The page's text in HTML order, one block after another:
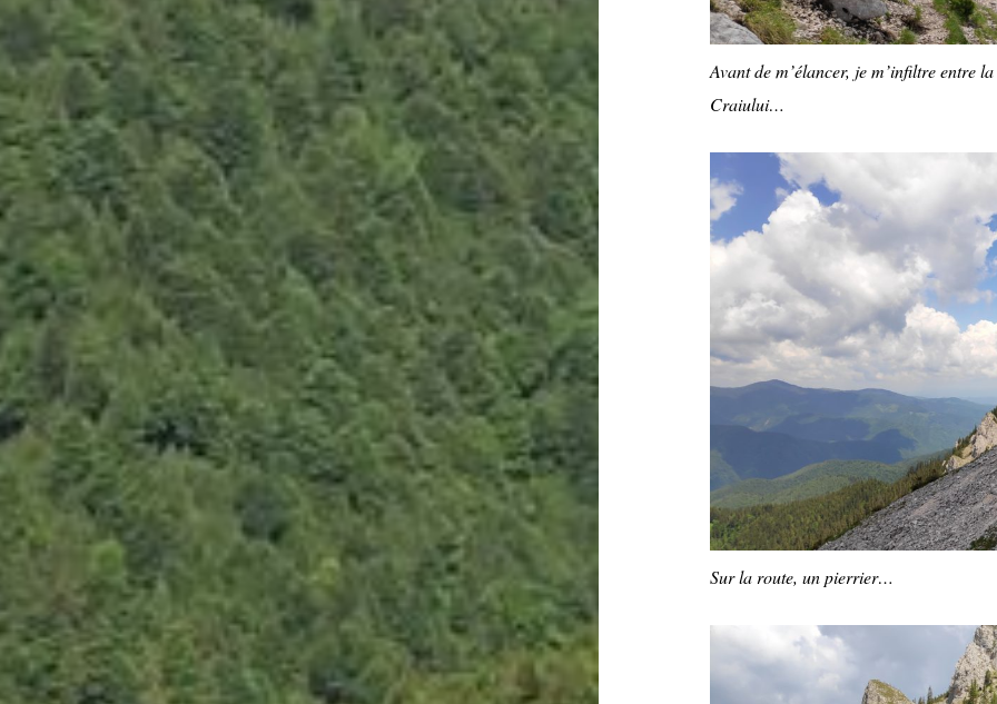
Avant de m’élancer, je m’infiltre entre
Craiului…
Sur la route, un pierrier…